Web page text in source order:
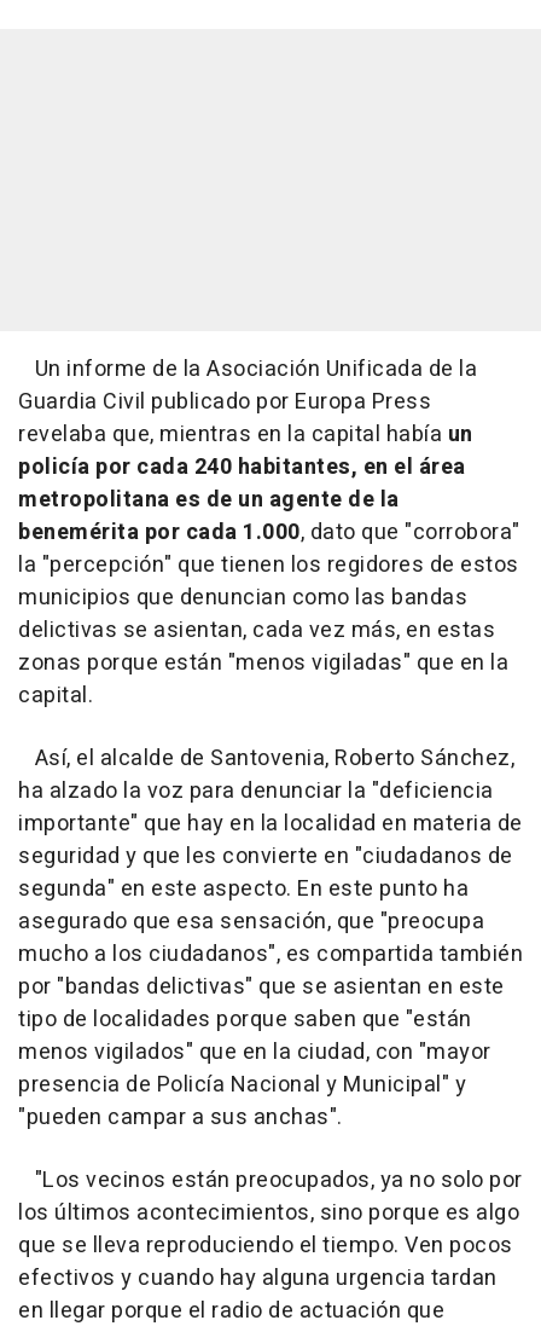
Un informe de la Asociación Unificada de la
Guardia Civil publicado por Europa Press
revelaba que, mientras en la capital había un
policía por cada 240 habitantes, en el área
metropolitana es de un agente de la
benemérita por cada 1.000, dato que "corrobora"
la "percepción" que tienen los regidores de estos
municipios que denuncian como las bandas
delictivas se asientan, cada vez más, en estas
zonas porque están "menos vigiladas" que en la
capital.
Así, el alcalde de Santovenia, Roberto Sánchez,
ha alzado la voz para denunciar la "deficiencia
importante" que hay en la localidad en materia de
seguridad y que les convierte en "ciudadanos de
segunda" en este aspecto. En este punto ha
asegurado que esa sensación, que "preocupa
mucho a los ciudadanos", es compartida también
por "bandas delictivas" que se asientan en este
tipo de localidades porque saben que "están
menos vigilados" que en la ciudad, con "mayor
presencia de Policía Nacional y Municipal" y
"pueden campar a sus anchas".
"Los vecinos están preocupados, ya no solo por
los últimos acontecimientos, sino porque es algo
que se lleva reproduciendo el tiempo. Ven pocos
efectivos y cuando hay alguna urgencia tardan
en llegar porque el radio de actuación que